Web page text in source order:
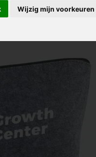
Wijzig mijn voorkeuren